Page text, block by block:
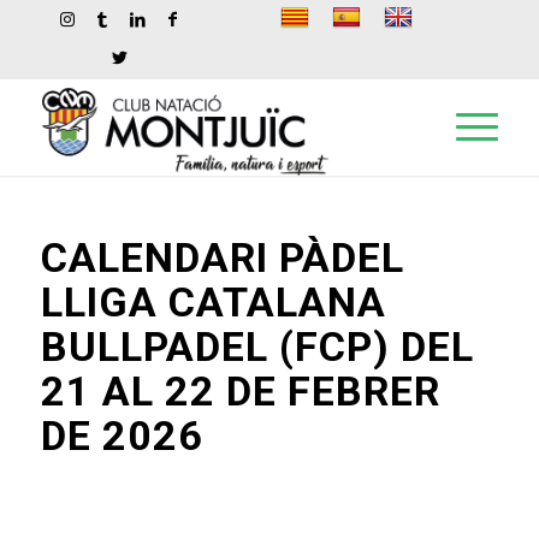
CALENDARI PÀDEL
LLIGA CATALANA
BULLPADEL (FCP) DEL
21 AL 22 DE FEBRER
DE 2026